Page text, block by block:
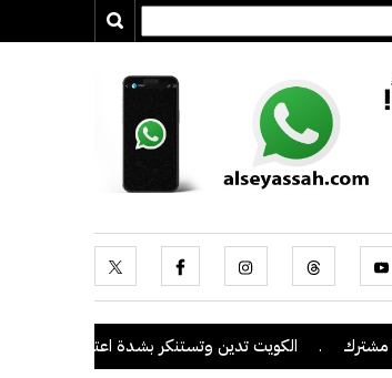
. الكويت تدين وتستنكر بشدة اعتداءات ميليشيا